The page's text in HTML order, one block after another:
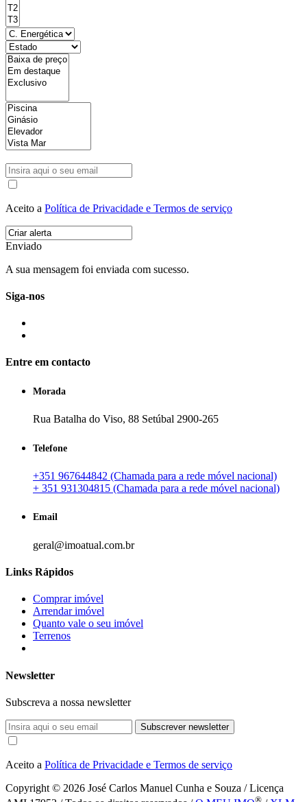
Aceito a Política de Privacidade e Termos de serviço
Enviado
A sua mensagem foi enviada com sucesso.
Siga-nos
Entre em contacto
Morada
Rua Batalha do Viso, 88 Setúbal 2900-265
Telefone
+351 967644842 (Chamada para a rede móvel nacional)
+ 351 931304815 (Chamada para a rede móvel nacional)
Email
geral@imoatual.com.br
Links Rápidos
Comprar imóvel
Arrendar imóvel
Quanto vale o seu imóvel
Terrenos
Newsletter
Subscreva a nossa newsletter
Subscrever newsletter
Aceito a Política de Privacidade e Termos de serviço
Copyright © 2026 José Carlos Manuel Cunha e Souza / Licença
®